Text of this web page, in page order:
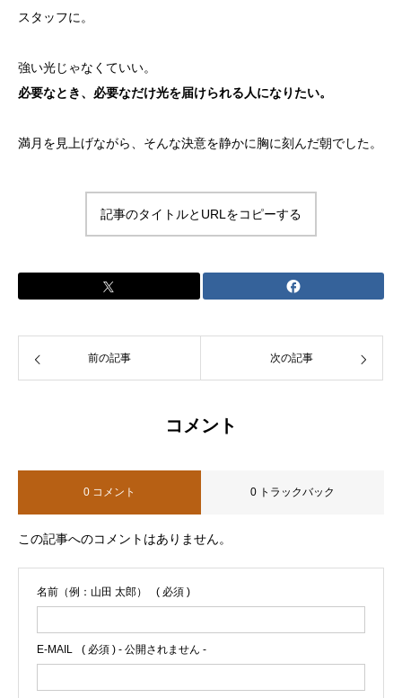
スタッフに。
強い光じゃなくていい。
必要なとき、必要なだけ光を届けられる人になりたい。
満月を見上げながら、そんな決意を静かに胸に刻んだ朝でした。
記事のタイトルとURLをコピーする
前の記事 次の記事
コメント
0 コメント 0 トラックバック
この記事へのコメントはありません。
名前（例：山田 太郎） ( 必須 )
E-MAIL ( 必須 ) - 公開されません -